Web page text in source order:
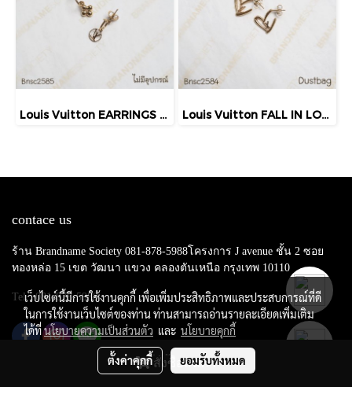
สั่งซื้อสินค้า
Louis Vuitton EARRINGS GOLD Louis Vuitton FALL IN LOVE EARRINGS GOLD
contace us
ร้าน Brandname Society 081-878-5988โครงการ J avenue ชั้น 2 ซอย
ทองหล่อ 15 เขต วัฒนา แขวง คลองตันเหนือ กรุงเทพ 10110
Tel : 081-878-5988
เว็บไซต์นี้มีการใช้งานคุกกี้ เพื่อเพิ่มประสิทธิภาพและประสบการณ์ที่ดี
ในการใช้งานเว็บไซต์ของท่าน ท่านสามารถอ่านรายละเอียดเพิ่มเติม
ได้ที่นโยบายความเป็นส่วนตัว และ นโยบายคุกกี้
ตั้งค่าคุกกี้ ยอมรับทั้งหมด